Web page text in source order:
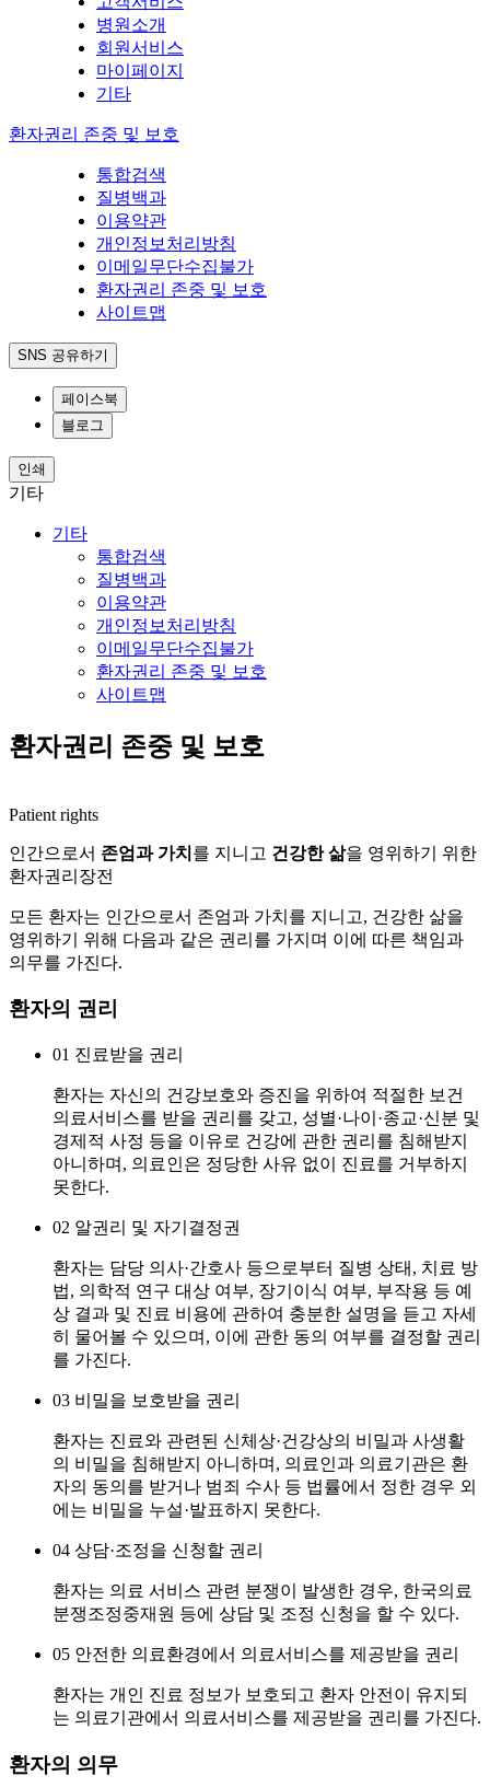
병원소개
회원서비스
마이페이지
기타
환자권리 존중 및 보호
통합검색
질병백과
이용약관
개인정보처리방침
이메일무단수집불가
환자권리 존중 및 보호
사이트맵
SNS 공유하기
페이스북
블로그
인쇄
기타
기타
통합검색
질병백과
이용약관
개인정보처리방침
이메일무단수집불가
환자권리 존중 및 보호
사이트맵
환자권리 존중 및 보호
Patient rights
인간으로서 존엄과 가치 를 지니고 건강한 삶을 영위하기 위한
환자권리장전
모든 환자는 인간으로서 존엄과 가치를 지니고, 건강한 삶을
영위하기 위해 다음과 같은 권리를 가지며 이에 따른 책임과
의무를 가진다.
환자의 권리
01 진료받을 권리
환자는 자신의 건강보호와 증진을 위하여 적절한 보건
의료서비스를 받을 권리를 갖고, 성별·나이·종교·신분 및
경제적 사정 등을 이유로 건강에 관한 권리를 침해받지
아니하며, 의료인은 정당한 사유 없이 진료를 거부하지
못한다.
02 알권리 및 자기결정권
환자는 담당 의사·간호사 등으로부터 질병 상태, 치료 방
법, 의학적 연구 대상 여부, 장기이식 여부, 부작용 등 예
상 결과 및 진료 비용에 관하여 충분한 설명을 듣고 자세
히 물어볼 수 있으며, 이에 관한 동의 여부를 결정할 권리
를 가진다.
03 비밀을 보호받을 권리
환자는 진료와 관련된 신체상·건강상의 비밀과 사생활
의 비밀을 침해받지 아니하며, 의료인과 의료기관은 환
자의 동의를 받거나 범죄 수사 등 법률에서 정한 경우 외
에는 비밀을 누설·발표하지 못한다.
04 상담·조정을 신청할 권리
환자는 의료 서비스 관련 분쟁이 발생한 경우, 한국의료
분쟁조정중재원 등에 상담 및 조정 신청을 할 수 있다.
05 안전한 의료환경에서 의료서비스를 제공받을 권리
환자는 개인 진료 정보가 보호되고 환자 안전이 유지되
는 의료기관에서 의료서비스를 제공받을 권리를 가진다.
환자의 의무